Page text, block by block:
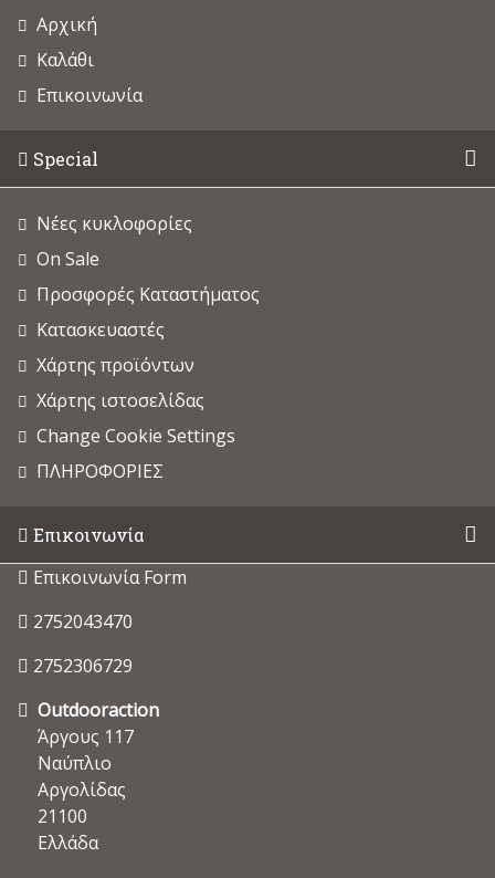
Αρχική
Καλάθι
Επικοινωνία
Special
Νέες κυκλοφορίες
On Sale
Προσφορές Καταστήματος
Κατασκευαστές
Χάρτης προϊόντων
Χάρτης ιστοσελίδας
Change Cookie Settings
ΠΛΗΡΟΦΟΡΙΕΣ
Επικοινωνία
Επικοινωνία Form
2752043470
2752306729
Outdooraction
Άργους 117
Ναύπλιο
Αργολίδας
21100
Ελλάδα